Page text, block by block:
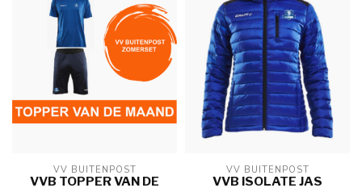
VV BUITENPOST
VVB TOPPER VAN DE
VV BUITENPOST
VVB ISOLATE JAS